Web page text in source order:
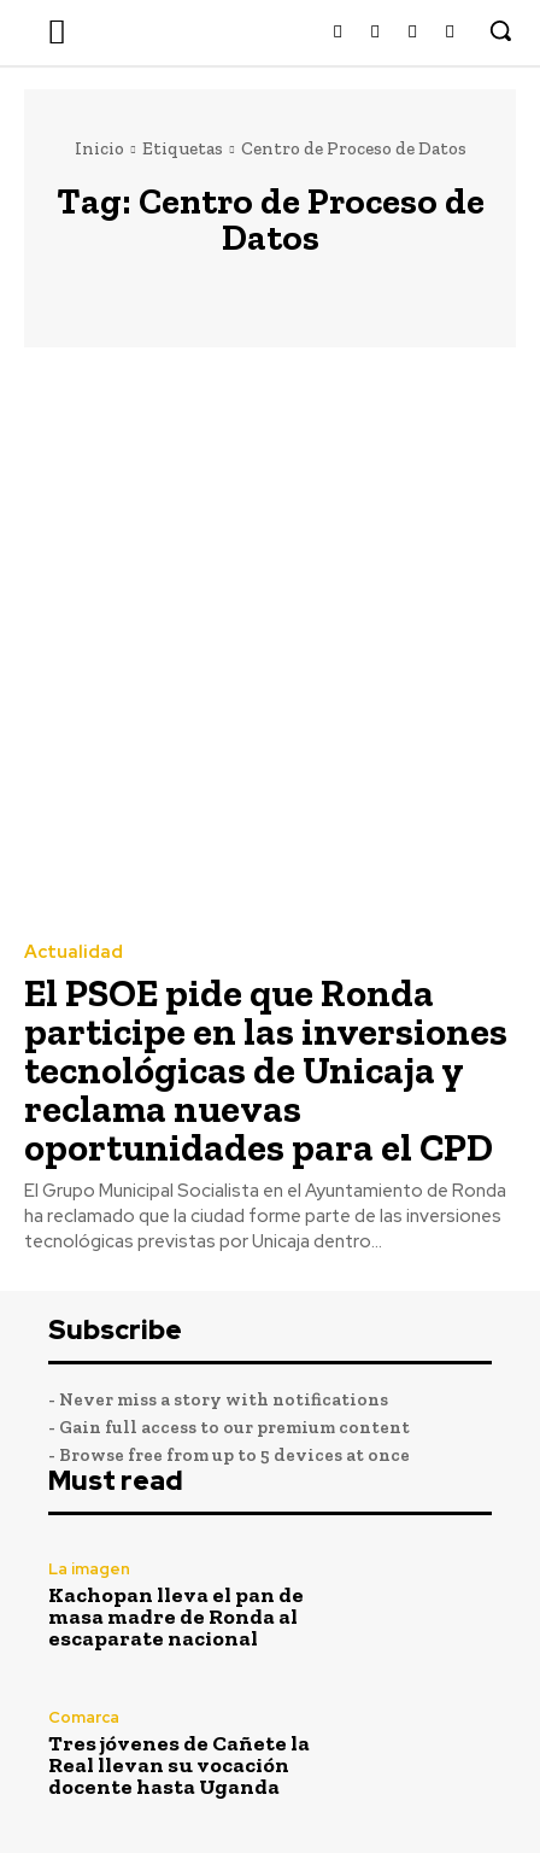
Inicio Etiquetas Centro de Proceso de Datos
Tag: Centro de Proceso de
Datos
Actualidad
El PSOE pide que Ronda
participe en las inversiones
tecnológicas de Unicaja y
reclama nuevas
oportunidades para el CPD
El Grupo Municipal Socialista en el Ayuntamiento de Ronda
ha reclamado que la ciudad forme parte de las inversiones
tecnológicas previstas por Unicaja dentro...
Subscribe
- Never miss a story with notifications
- Gain full access to our premium content
- Browse free from up to 5 devices at once
Must read
La imagen
Kachopan lleva el pan de
masa madre de Ronda al
escaparate nacional
Comarca
Tres jóvenes de Cañete la
Real llevan su vocación
docente hasta Uganda